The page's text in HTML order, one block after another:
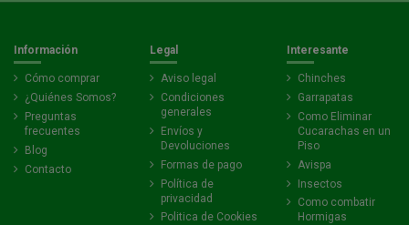
Información
Cómo comprar
¿Quiénes Somos?
Preguntas
frecuentes
Blog
Contacto
Legal
Aviso legal
Condiciones
generales
Envíos y
Devoluciones
Formas de pago
Política de
privacidad
Politica de Cookies
Interesante
Chinches
Garrapatas
Como Eliminar
Cucarachas en un
Piso
Avispa
Insectos
Como combatir
Hormigas